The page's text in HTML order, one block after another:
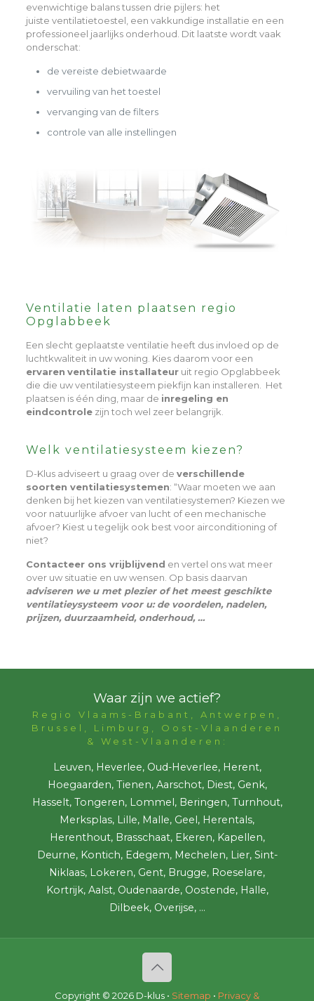
evenwichtige balans tussen drie pijlers: het
juiste ventilatietoestel, een vakkundige installatie en een
professioneel jaarlijks onderhoud . Dit laatste wordt vaak
onderschat:
de vereiste debietwaarde
vervuiling van het toestel
vervanging van de filters
controle van alle instellingen
Ventilatie laten plaatsen regio
Opglabbeek
Een slecht geplaatste ventilatie heeft dus invloed op de
luchtkwaliteit in uw woning. Kies daarom voor een
ervaren ventilatie installateuruit regio Opglabbeek
die die uw ventilatiesysteem piekfijn kan installeren. Het
plaatsen is één ding, maar de inregeling en
eindcontrolezijn toch wel zeer belangrijk.
Welk ventilatiesysteem kiezen?
D-Klus adviseert u graag over de verschillende
soorten ventilatiesystemen: “Waar moeten we aan
denken bij het kiezen van ventilatiesystemen? Kiezen we
voor natuurlijke afvoer van lucht of een mechanische
afvoer? Kiest u tegelijk ook best voor airconditioning of
niet?
Contacteer ons vrijblijvend en vertel ons wat meer
over uw situatie en uw wensen. Op basis daarvan
adviseren we u met plezier of het meest geschikte
ventilatieysysteem voor u: de voordelen, nadelen,
prijzen, duurzaamheid, onderhoud, …
Waar zijn we actief?
Regio Vlaams-Brabant, Antwerpen,
Brussel, Limburg, Oost-Vlaanderen
& West-Vlaanderen:
Leuven, Heverlee, Oud-Heverlee, Herent,
Hoegaarden, Tienen, Aarschot, Diest, Genk,
Hasselt, Tongeren, Lommel, Beringen, Turnhout,
Merksplas, Lille, Malle, Geel, Herentals,
Herenthout, Brasschaat, Ekeren, Kapellen,
Deurne, Kontich, Edegem, Mechelen, Lier, Sint-
Niklaas, Lokeren, Gent, Brugge, Roeselare,
Kortrijk, Aalst, Oudenaarde, Oostende, Halle,
Dilbeek, Overijse, ...
Copyright © 2026 D-klus • Sitemap • Privacy &